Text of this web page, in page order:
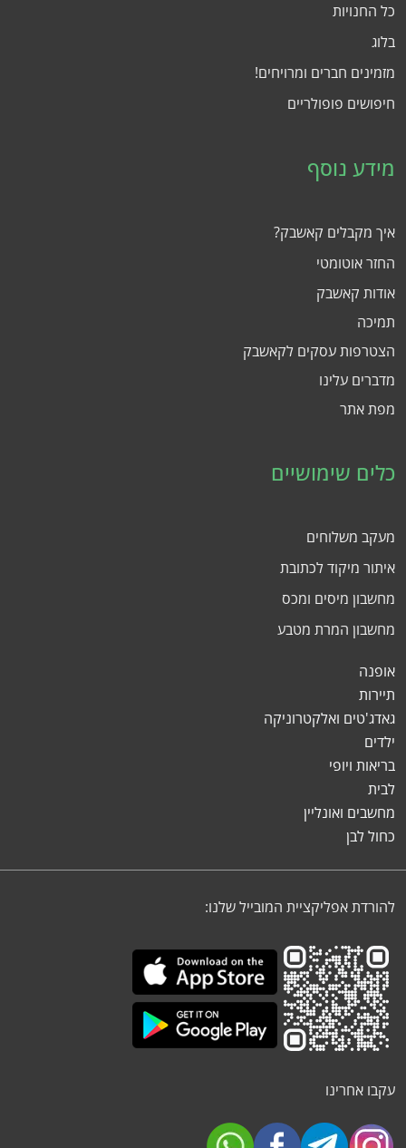
כל החנויות
בלוג
מזמינים חברים ומרויחים!
חיפושים פופולריים
מידע נוסף
איך מקבלים קאשבק?
החזר אוטומטי
אודות קאשבק
תמיכה
הצטרפות עסקים לקאשבק
מדברים עלינו
מפת אתר
כלים שימושיים
מעקב משלוחים
איתור מיקוד לכתובת
מחשבון מיסים ומכס
מחשבון המרת מטבע
אופנה
תיירות
גאדג'טים ואלקטרוניקה
ילדים
בריאות ויופי
לבית
מחשבים ואונליין
כחול לבן
להורדת אפליקציית המובייל שלנו:
עקבו אחרינו